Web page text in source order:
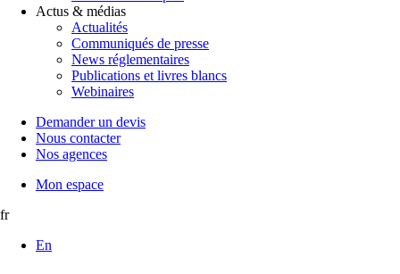
Actus & médias
Actualités
Communiqués de presse
News réglementaires
Publications et livres blancs
Webinaires
Demander un devis
Nous contacter
Nos agences
Mon espace
fr
En